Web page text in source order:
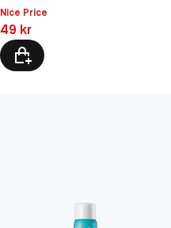
Nice Price
Pris: 49 kr
49 kr